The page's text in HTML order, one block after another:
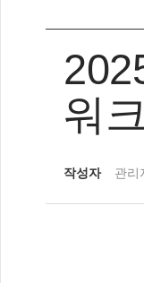
워
작성자 관리